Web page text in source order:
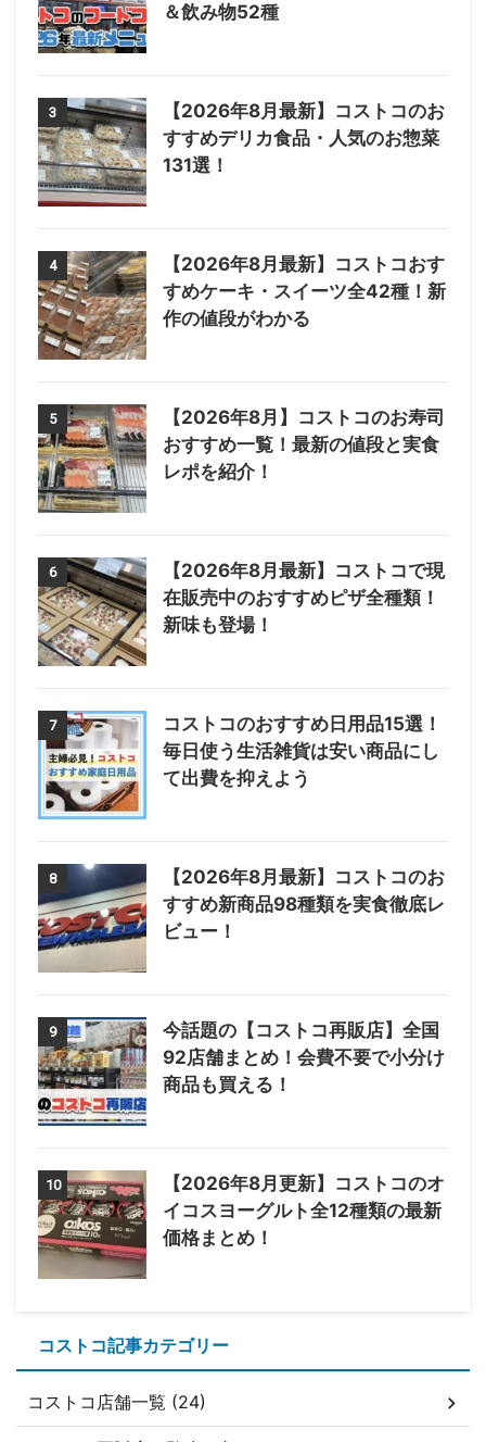
＆飲み物52種
3
【2026年8月最新】コストコのお
すすめデリカ食品・人気のお惣菜
131選！
4
【2026年8月最新】コストコおす
すめケーキ・スイーツ全42種！新
作の値段がわかる
5
【2026年8月】コストコのお寿司
おすすめ一覧！最新の値段と実食
レポを紹介！
6
【2026年8月最新】コストコで現
在販売中のおすすめピザ全種類！
新味も登場！
7
コストコのおすすめ日用品15選！
毎日使う生活雑貨は安い商品にし
て出費を抑えよう
8
【2026年8月最新】コストコのお
すすめ新商品98種類を実食徹底レ
ビュー！
9
今話題の【コストコ再販店】全国
92店舗まとめ！会費不要で小分け
商品も買える！
10
【2026年8月更新】コストコのオ
イコスヨーグルト全12種類の最新
価格まとめ！
コストコ記事カテゴリー
コストコ店舗一覧 (24)